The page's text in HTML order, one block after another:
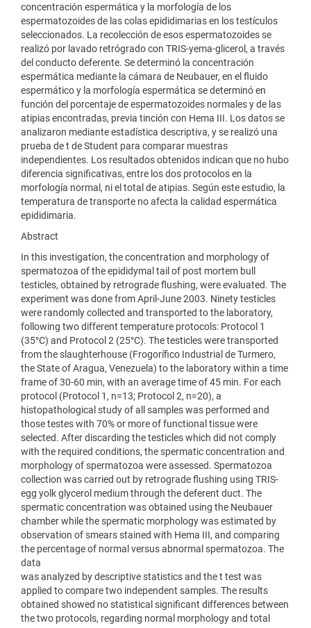
concentración espermática y la morfología de los
espermatozoides de las colas epididimarias en los testículos
seleccionados. La recolección de esos espermatozoides se
realizó por lavado retrógrado con TRIS-yema-glicerol, a través
del conducto deferente. Se determinó la concentración
espermática mediante la cámara de Neubauer, en el fluido
espermático y la morfología espermática se determinó en
función del porcentaje de espermatozoides normales y de las
atipias encontradas, previa tinción con Hema III. Los datos se
analizaron mediante estadística descriptiva, y se realizó una
prueba de t de Student para comparar muestras
independientes. Los resultados obtenidos indican que no hubo
diferencia significativas, entre los dos protocolos en la
morfología normal, ni el total de atipias. Según este estudio, la
temperatura de transporte no afecta la calidad espermática
epididimaria.
Abstract
In this investigation, the concentration and morphology of
spermatozoa of the epididymal tail of post mortem bull
testicles, obtained by retrograde flushing, were evaluated. The
experiment was done from April-June 2003. Ninety testicles
were randomly collected and transported to the laboratory,
following two different temperature protocols: Protocol 1
(35°C) and Protocol 2 (25°C). The testicles were transported
from the slaughterhouse (Frogorífico Industrial de Turmero,
the State of Aragua, Venezuela) to the laboratory within a time
frame of 30-60 min, with an average time of 45 min. For each
protocol (Protocol 1, n=13; Protocol 2, n=20), a
histopathological study of all samples was performed and
those testes with 70% or more of functional tissue were
selected. After discarding the testicles which did not comply
with the required conditions, the spermatic concentration and
morphology of spermatozoa were assessed. Spermatozoa
collection was carried out by retrograde flushing using TRIS-
egg yolk glycerol medium through the deferent duct. The
spermatic concentration was obtained using the Neubauer
chamber while the spermatic morphology was estimated by
observation of smears stained with Hema III, and comparing
the percentage of normal versus abnormal spermatozoa. The
data
was analyzed by descriptive statistics and the t test was
applied to compare two independent samples. The results
obtained showed no statistical significant differences between
the two protocols, regarding normal morphology and total